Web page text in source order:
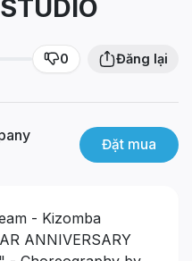
0 Đăng lại
Đặt mua
- Kizomba
ANNIVERSARY